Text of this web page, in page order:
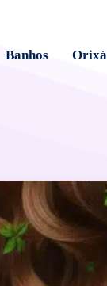
Banhos